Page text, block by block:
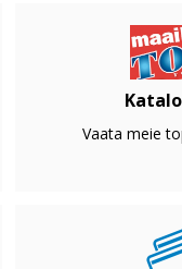
Vaata meie